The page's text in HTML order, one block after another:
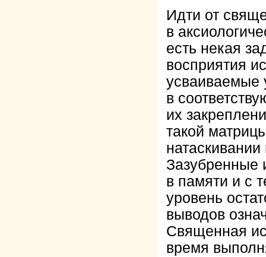
Идти от
в
есть некая
восприятия
усваиваемые
в
их
такой
Зазубренные
в памяти и с
уровень
выводов
Священная
время